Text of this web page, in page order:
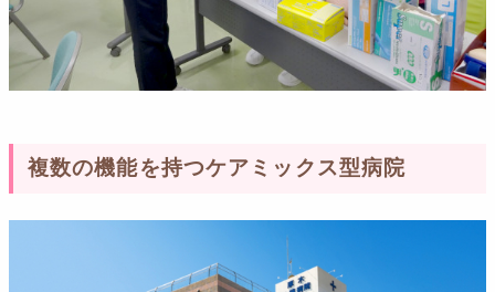
複数の機能を持つケアミックス型病院